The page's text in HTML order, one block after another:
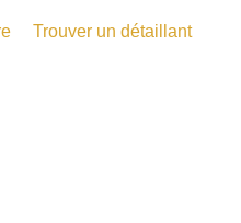
Trouver un détaillant